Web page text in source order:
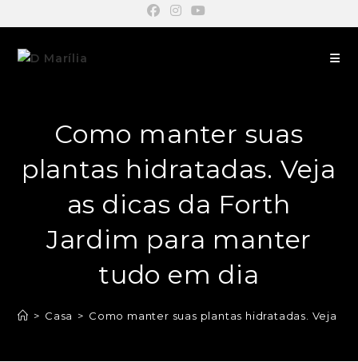
Como manter suas
plantas hidratadas. Veja
as dicas da Forth
Jardim para manter
tudo em dia
> Casa > Como manter suas plantas hidratadas. Veja